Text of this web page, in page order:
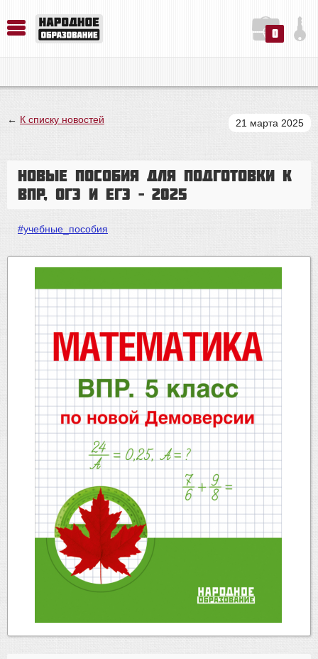
0
← К списку новостей 21 марта 2025
Новые пособия для подготовки к
ВПР, ОГЭ и ЕГЭ – 2025
#учебные_пособия